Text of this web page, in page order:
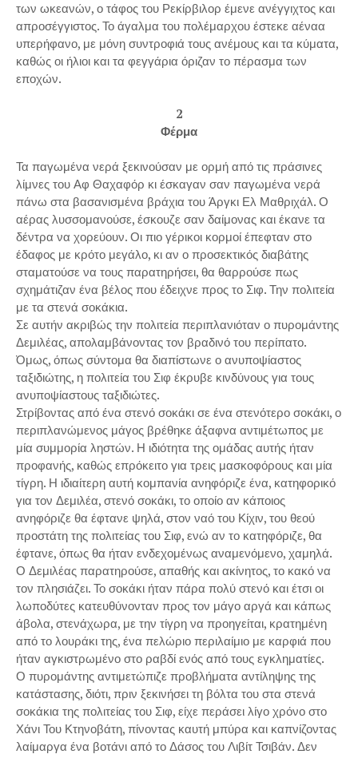
των ωκεανών, ο τάφος του Ρεκίρβιλορ έμενε ανέγγιχτος και
απροσέγγιστος. Το άγαλμα του πολέμαρχου έστεκε αέναα
υπερήφανο, με μόνη συντροφιά τους ανέμους και τα κύματα,
καθώς οι ήλιοι και τα φεγγάρια όριζαν το πέρασμα των
εποχών.
2
Φέρμα
Τα παγωμένα νερά ξεκινούσαν με ορμή από τις πράσινες
λίμνες του Αφ Θαχαφόρ κι έσκαγαν σαν παγωμένα νερά
πάνω στα βασανισμένα βράχια του Άργκι Ελ Μαθριχάλ. Ο
αέρας λυσσομανούσε, έσκουζε σαν δαίμονας και έκανε τα
δέντρα να χορεύουν. Οι πιο γέρικοι κορμοί έπεφταν στο
έδαφος με κρότο μεγάλο, κι αν ο προσεκτικός διαβάτης
σταματούσε να τους παρατηρήσει, θα θαρρούσε πως
σχημάτιζαν ένα βέλος που έδειχνε προς το Σιφ. Την πολιτεία
με τα στενά σοκάκια.
Σε αυτήν ακριβώς την πολιτεία περιπλανιόταν ο πυρομάντης
Δεμιλέας, απολαμβάνοντας τον βραδινό του περίπατο.
Όμως, όπως σύντομα θα διαπίστωνε ο ανυποψίαστος
ταξιδιώτης, η πολιτεία του Σιφ έκρυβε κινδύνους για τους
ανυποψίαστους ταξιδιώτες.
Στρίβοντας από ένα στενό σοκάκι σε ένα στενότερο σοκάκι, ο
περιπλανώμενος μάγος βρέθηκε άξαφνα αντιμέτωπος με
μία συμμορία ληστών. Η ιδιότητα της ομάδας αυτής ήταν
προφανής, καθώς επρόκειτο για τρεις μασκοφόρους και μία
τίγρη. Η ιδιαίτερη αυτή κομπανία ανηφόριζε ένα, κατηφορικό
για τον Δεμιλέα, στενό σοκάκι, το οποίο αν κάποιος
ανηφόριζε θα έφτανε ψηλά, στον ναό του Κίχιν, του θεού
προστάτη της πολιτείας του Σιφ, ενώ αν το κατηφόριζε, θα
έφτανε, όπως θα ήταν ενδεχομένως αναμενόμενο, χαμηλά.
Ο Δεμιλέας παρατηρούσε, απαθής και ακίνητος, το κακό να
τον πλησιάζει. Το σοκάκι ήταν πάρα πολύ στενό και έτσι οι
λωποδύτες κατευθύνονταν προς τον μάγο αργά και κάπως
άβολα, στενάχωρα, με την τίγρη να προηγείται, κρατημένη
από το λουράκι της, ένα πελώριο περιλαίμιο με καρφιά που
ήταν αγκιστρωμένο στο ραβδί ενός από τους εγκληματίες.
Ο πυρομάντης αντιμετώπιζε προβλήματα αντίληψης της
κατάστασης, διότι, πριν ξεκινήσει τη βόλτα του στα στενά
σοκάκια της πολιτείας του Σιφ, είχε περάσει λίγο χρόνο στο
Χάνι Του Κτηνοβάτη, πίνοντας καυτή μπύρα και καπνίζοντας
λαίμαργα ένα βοτάνι από το Δάσος του Λιβίτ Τσιβάν. Δεν